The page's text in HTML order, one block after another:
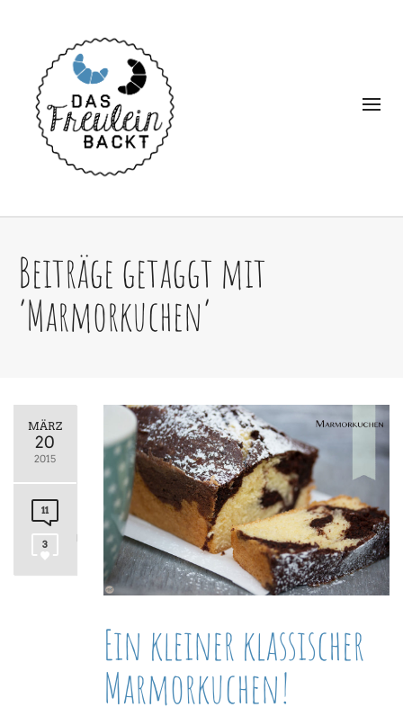
Beiträge getaggt mit
‘Marmorkuchen’
MÄRZ
20
2015
11
3
Ein kleiner klassischer
Marmorkuchen!